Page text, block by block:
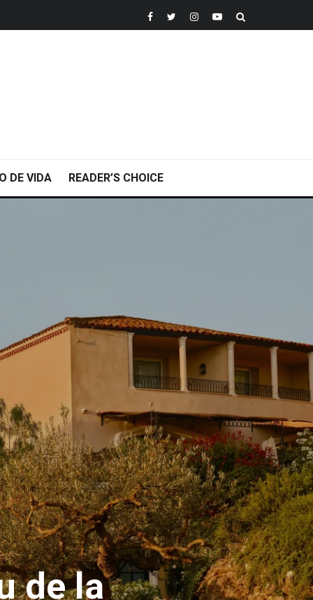
DE VIDA READER’S CHOICE
de la